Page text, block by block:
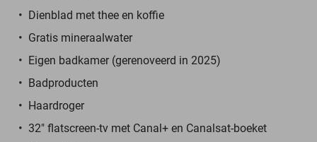
Dienblad met thee en koffie
Gratis mineraalwater
Eigen badkamer (gerenoveerd in 2025)
Badproducten
Haardroger
32" flatscreen-tv met Canal+ en Canalsat-boeket